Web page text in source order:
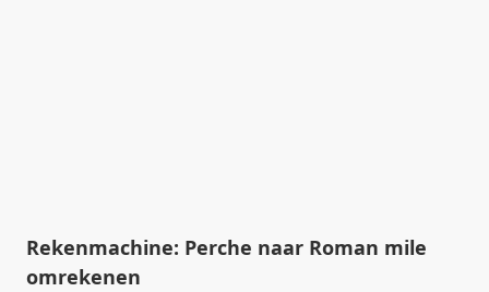
Rekenmachine: Perche naar Roman mile
omrekenen